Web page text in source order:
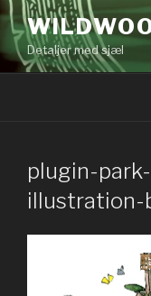
Videre
indholdDetaljer med sjæl
plugin-